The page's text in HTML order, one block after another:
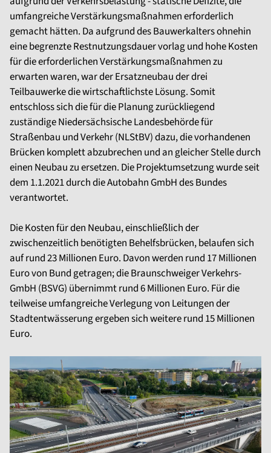
umfangreiche Verstärkungsmaßnahmen erforderlich
gemacht hätten. Da aufgrund des Bauwerkalters ohnehin
eine begrenzte Restnutzungsdauer vorlag und hohe Kosten
für die erforderlichen Verstärkungsmaßnahmen zu
erwarten waren, war der Ersatzneubau der drei
Teilbauwerke die wirtschaftlichste Lösung. Somit
entschloss sich die für die Planung zurückliegend
zuständige Niedersächsische Landesbehörde für
Straßenbau und Verkehr (NLStBV) dazu, die vorhandenen
Brücken komplett abzubrechen und an gleicher Stelle durch
einen Neubau zu ersetzen. Die Projektumsetzung wurde seit
dem 1.1.2021 durch die Autobahn GmbH des Bundes
verantwortet.
Die Kosten für den Neubau, einschließlich der
zwischenzeitlich benötigten Behelfsbrücken, belaufen sich
auf rund 23 Millionen Euro. Davon werden rund 17 Millionen
Euro von Bund getragen; die Braunschweiger Verkehrs-
GmbH (BSVG) übernimmt rund 6 Millionen Euro. Für die
teilweise umfangreiche Verlegung von Leitungen der
Stadtentwässerung ergeben sich weitere rund 15 Millionen
Euro.